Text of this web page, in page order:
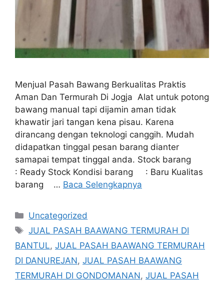
Menjual Pasah Bawang Berkualitas Praktis
Aman Dan Termurah Di Jogja Alat untuk potong
bawang manual tapi dijamin aman tidak
khawatir jari tangan kena pisau. Karena
dirancang dengan teknologi canggih. Mudah
didapatkan tinggal pesan barang dianter
samapai tempat tinggal anda. Stock barang
: Ready Stock Kondisi barang : Baru Kualitas
barang … Baca Selengkapnya
Kategori
Uncategorized
Tag
JUAL PASAH BAAWANG TERMURAH DI
BANTUL, JUAL PASAH BAAWANG TERMURAH
DI DANUREJAN, JUAL PASAH BAAWANG
TERMURAH DI GONDOMANAN, JUAL PASAH